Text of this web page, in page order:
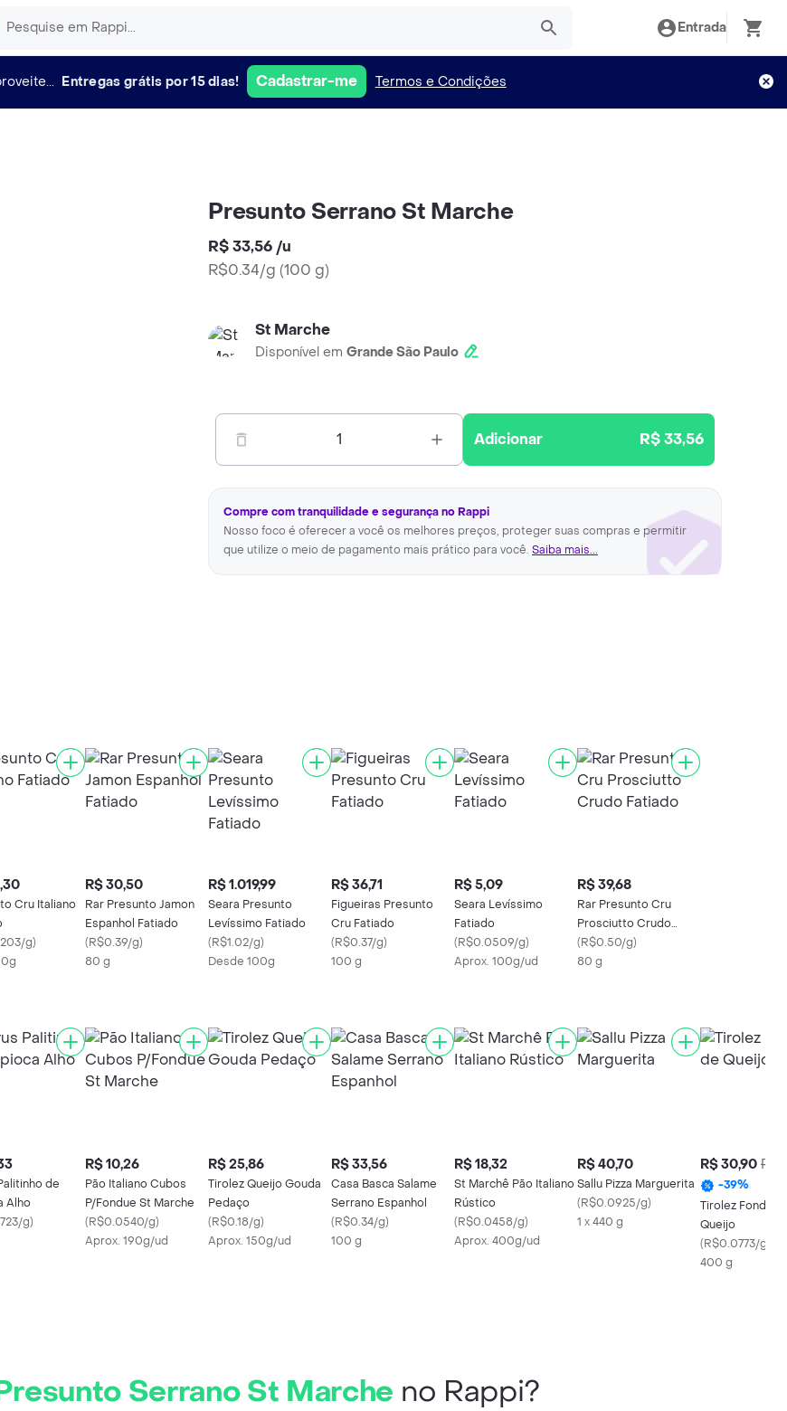
Entrada
Entregas grátis por 15 dias! Cadastrar-me Termos e Condições
Presunto Serrano St Marche
R$ 33,56 /u
R$0.34/g (100 g)
St Marche
Disponível em Grande São Paulo
1 Adicionar R$ 33,56
Compre com tranquilidade e segurança no Rappi
Nosso foco é oferecer a você os melhores preços, proteger suas compras e permitir
que utilize o meio de pagamento mais prático para você. Saiba mais...
Cru Italiano
g)
R$ 30,50
Rar Presunto Jamon
Espanhol Fatiado
(R$0.39/g)
80 g
R$ 1.019,99
Seara Presunto
Levíssimo Fatiado
(R$1.02/g)
Desde 100g
R$ 36,71
Figueiras Presunto
Cru Fatiado
(R$0.37/g)
100 g
R$ 5,09
Seara Levíssimo
Fatiado
(R$0.0509/g)
Aprox. 100g/ud
R$ 39,68
Rar Presunto Cru
Prosciutto Crudo
Fatiado
(R$0.50/g)
80 g
de
Alho
g)
R$ 10,26
Pão Italiano Cubos
P/Fondue St Marche
(R$0.0540/g)
Aprox. 190g/ud
R$ 25,86
Tirolez Queijo Gouda
Pedaço
(R$0.18/g)
Aprox. 150g/ud
R$ 33,56
Casa Basca Salame
Serrano Espanhol
(R$0.34/g)
100 g
R$ 18,32
St Marchê Pão Italiano
Rústico
(R$0.0458/g)
Aprox. 400g/ud
R$ 40,70
Sallu Pizza Marguerita
(R$0.0925/g)
1 x 440 g
R$ 30,90 R$
-39%
Tirolez Fondue
Queijo
(R$0.0773/g
400 g
Serrano St Marche no Rappi?